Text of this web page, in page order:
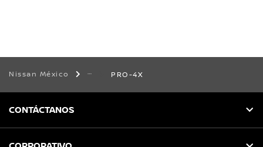
Nissan México PRO-4X
CONTÁCTANOS